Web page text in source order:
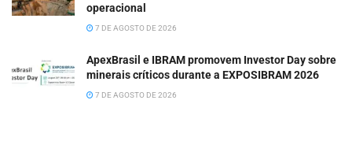
operacional
7 DE AGOSTO DE 2026
ApexBrasil e IBRAM promovem Investor Day sobre
minerais críticos durante a EXPOSIBRAM 2026
7 DE AGOSTO DE 2026